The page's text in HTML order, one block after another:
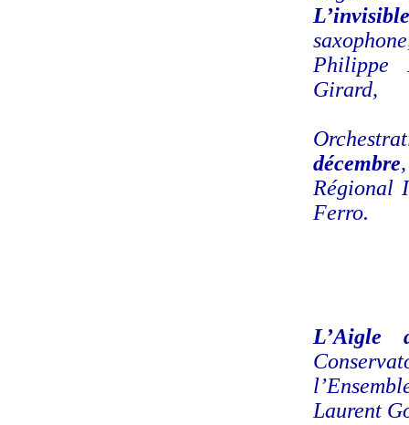
Philippe
Girard,
décembre
Régional
Ferro.
L’Aigle
Laurent